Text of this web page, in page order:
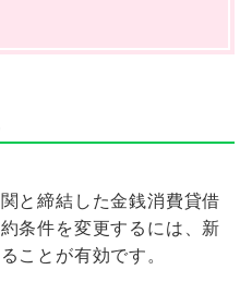
と締結した金銭消費貸借
条件を変更するには、新
ことが有効です。